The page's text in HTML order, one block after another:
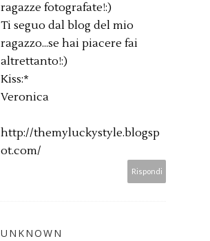
ragazze fotografate!:)
Ti seguo dal blog del mio
ragazzo...se hai piacere fai
altrettanto!:)
Kiss:*
Veronica
http://themyluckystyle.blogsp
ot.com/
Rispondi
UNKNOWN